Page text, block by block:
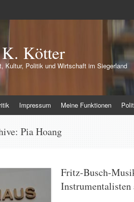
Kötter
Kultur, Politik und Wirtschaft im Siegerland
Impressum Meine Funktionen
Pia Hoang
Fritz-Busch-